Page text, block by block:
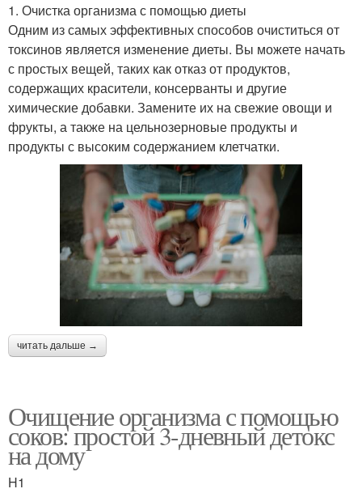
1. Очистка организма с помощью диеты
Одним из самых эффективных способов очиститься от
токсинов является изменение диеты. Вы можете начать
с простых вещей, таких как отказ от продуктов,
содержащих красители, консерванты и другие
химические добавки. Замените их на свежие овощи и
фрукты, а также на цельнозерновые продукты и
продукты с высоким содержанием клетчатки.
читать дальше →
Очищение организма с помощью
соков: простой 3-дневный детокс
на дому
H1